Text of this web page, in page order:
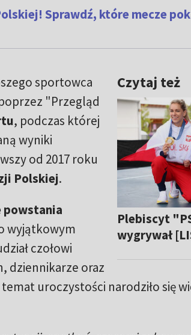
Sprawdź, które mecze
Czytaj też
Plebiscyt
wygrywał
sportowca
"Przegląd
, podczas której
wyniki
od 2017 roku
Polskiej.
wyjątkowym
czołowi
dziennikarze oraz
uroczystości narodziło się